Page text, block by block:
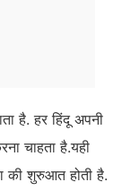
है. हर हिंदू अपनी
चाहता है.यही
की शुरुआत होती है.